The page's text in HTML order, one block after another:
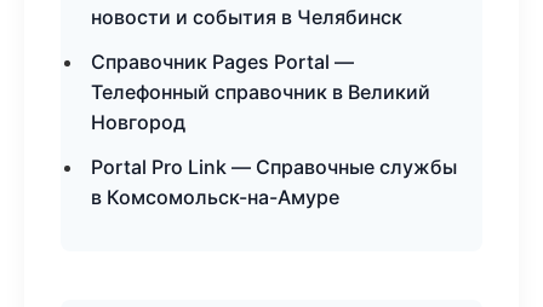
новости и события в Челябинск
Справочник Pages Portal —
Телефонный справочник в Великий
Новгород
Portal Pro Link — Справочные службы
в Комсомольск-на-Амуре